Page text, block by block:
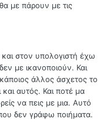
με πάρουν με τις
και στον υπολογιστή έχω
με ικανοποιούν. Και
άλλος άσχετος το
και αυτός. Και ποτέ μα
να πεις με μια. Αυτό
δεν γράφω ποιήματα.